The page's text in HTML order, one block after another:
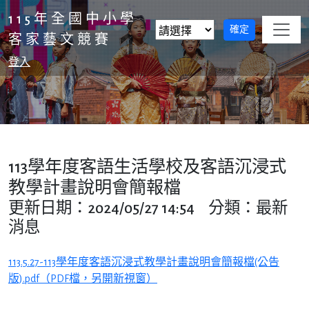
115年全國中小學
客家藝文競賽
選擇賽區，選擇後請按確定按鈕以變更頁面內容
選擇賽區後，請按確定按鈕以變更頁面內容
登入
113學年度客語生活學校及客語沉浸式
教學計畫說明會簡報檔
更新日期：2024/05/27 14:54 分類：最新
消息
113.5.27-113學年度客語沉浸式教學計畫說明會簡報檔(公告
版).pdf（PDF檔，另開新視窗）